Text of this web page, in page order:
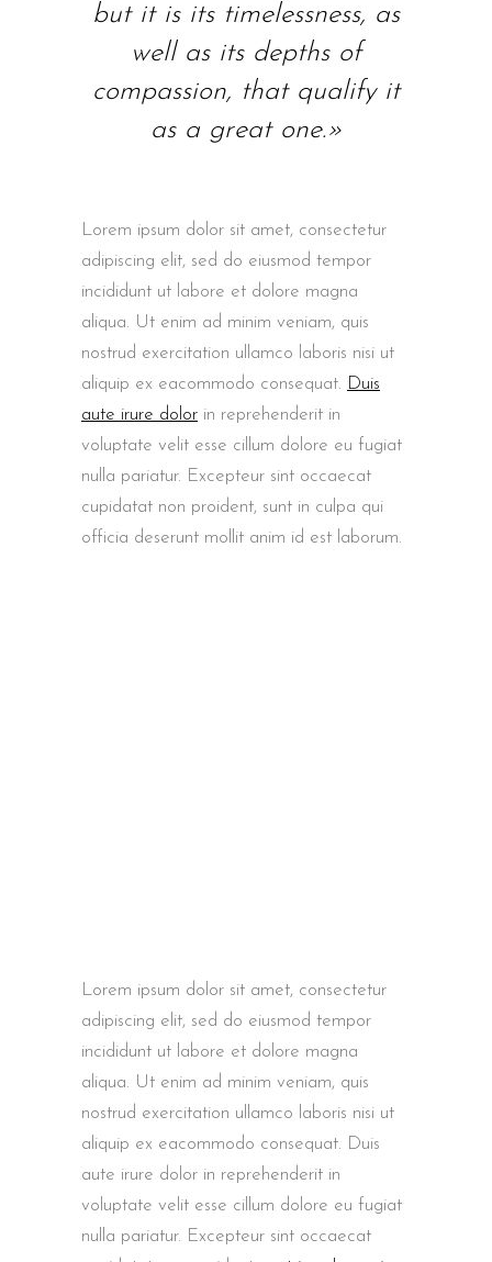
but it is its timelessness, as
well as its depths of
compassion, that qualify it
as a great one.»
Lorem ipsum dolor sit amet, consectetur
adipiscing elit, sed do eiusmod tempor
incididunt ut labore et dolore magna
aliqua. Ut enim ad minim veniam, quis
nostrud exercitation ullamco laboris nisi ut
aliquip ex eacommodo consequat. Duis
aute irure dolor in reprehenderit in
voluptate velit esse cillum dolore eu fugiat
nulla pariatur. Excepteur sint occaecat
cupidatat non proident, sunt in culpa qui
officia deserunt mollit anim id est laborum.
Lorem ipsum dolor sit amet, consectetur
adipiscing elit, sed do eiusmod tempor
incididunt ut labore et dolore magna
aliqua. Ut enim ad minim veniam, quis
nostrud exercitation ullamco laboris nisi ut
aliquip ex eacommodo consequat. Duis
aute irure dolor in reprehenderit in
voluptate velit esse cillum dolore eu fugiat
nulla pariatur. Excepteur sint occaecat